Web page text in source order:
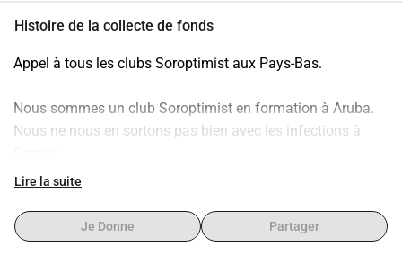
Histoire de la collecte de fonds
Appel à tous les clubs Soroptimist aux Pays-Bas.
Nous sommes un club Soroptimist en formation à Aruba.
Nous ne nous en sortons pas bien avec les infections à
La violence à l'égard des femmes et des filles requiert
En collaboration avec un refuge de l'île, nous aimerions
Lire la suite
Je Donne Partager